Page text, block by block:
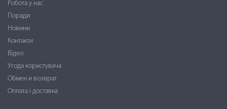
Робота у нас
Поради
Новини
Контакти
Відео
Угода користувача
Обмен и возврат
Оплата і доставка